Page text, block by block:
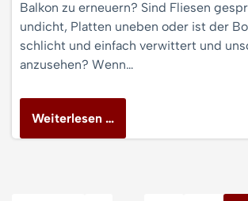
Balkon zu erneuern? Sind Fliesen
undicht, Platten uneben oder ist der
schlicht und einfach verwittert und
anzusehen? Wenn…
Weiterlesen …